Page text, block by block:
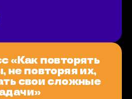
«Как повторять
не повторяя их,
свои сложные